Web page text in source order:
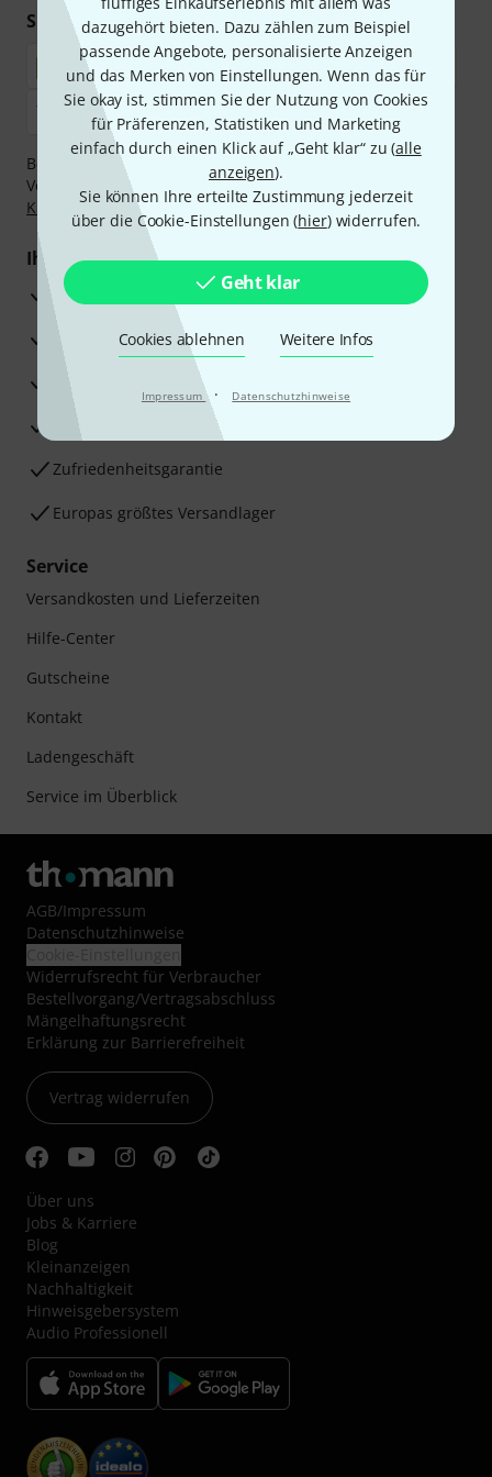
dazugehört bieten. Dazu zählen zum Beispiel
passende Angebote, personalisierte Anzeigen
und das Merken von Einstellungen. Wenn das für
Sie okay ist, stimmen Sie der Nutzung von Cookies
für Präferenzen, Statistiken und Marketing
einfach durch einen Klick auf „Geht klar“ zu (alle
anzeigen).
Sie können Ihre erteilte Zustimmung jederzeit
über die Cookie-Einstellungen (hier) widerrufen.
Geht klar
Cookies ablehnen Weitere Infos
Impressum · Datenschutzhinweise
Sicher einkaufen & bezahlen
Bezahlen Sie vertraulich und sicher per Nachnahme,
Vorkasse, PayPal, Amazon Pay,Klarna Sofort bezahlen
Klarna Ratenzahlungoder Kreditkarte.
Ihre Vorteile
3 Jahre Thomann Garantie
30 Tage Money-Back-Garantie
Beratung durch Fachexperten
Zufriedenheitsgarantie
Europas größtes Versandlager
Service
Versandkosten und Lieferzeiten
Hilfe-Center
Gutscheine
Kontakt
Ladengeschäft
Service im Überblick
AGB/Impressum
Datenschutzhinweise
Widerrufsrecht für Verbraucher
Bestellvorgang/Vertragsabschluss
Mängelhaftungsrecht
Erklärung zur Barrierefreiheit
Vertrag widerrufen
Über uns
Jobs & Karriere
Blog
Kleinanzeigen
Nachhaltigkeit
Hinweisgebersystem
Audio Professionell